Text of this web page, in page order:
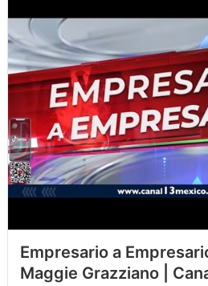
Empresario a
Maggie Grazziano |